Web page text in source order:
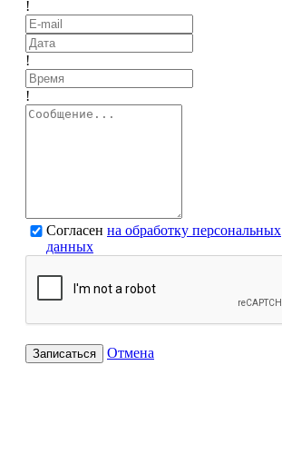
!
!
!
Согласен на обработку персональных
данных
Записаться Отмена